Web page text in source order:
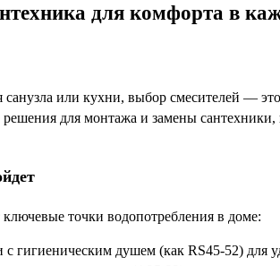
для комфорта в
санузла или кухни, выбор смесителей —
для монтажа и замены
точки водопотребления в доме:
с гигиеническим душем (как RS45-52) для